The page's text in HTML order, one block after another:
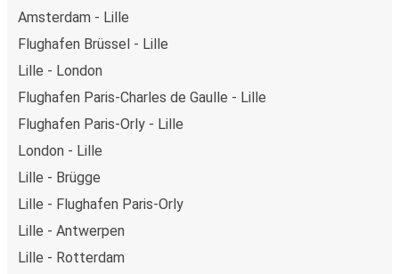
Amsterdam - Lille
Flughafen Brüssel - Lille
Lille - London
Flughafen Paris-Charles de Gaulle - Lille
Flughafen Paris-Orly - Lille
London - Lille
Lille - Brügge
Lille - Flughafen Paris-Orly
Lille - Antwerpen
Lille - Rotterdam